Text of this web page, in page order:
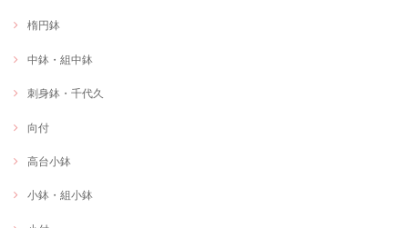
楕円鉢
中鉢・組中鉢
刺身鉢・千代久
向付
高台小鉢
小鉢・組小鉢